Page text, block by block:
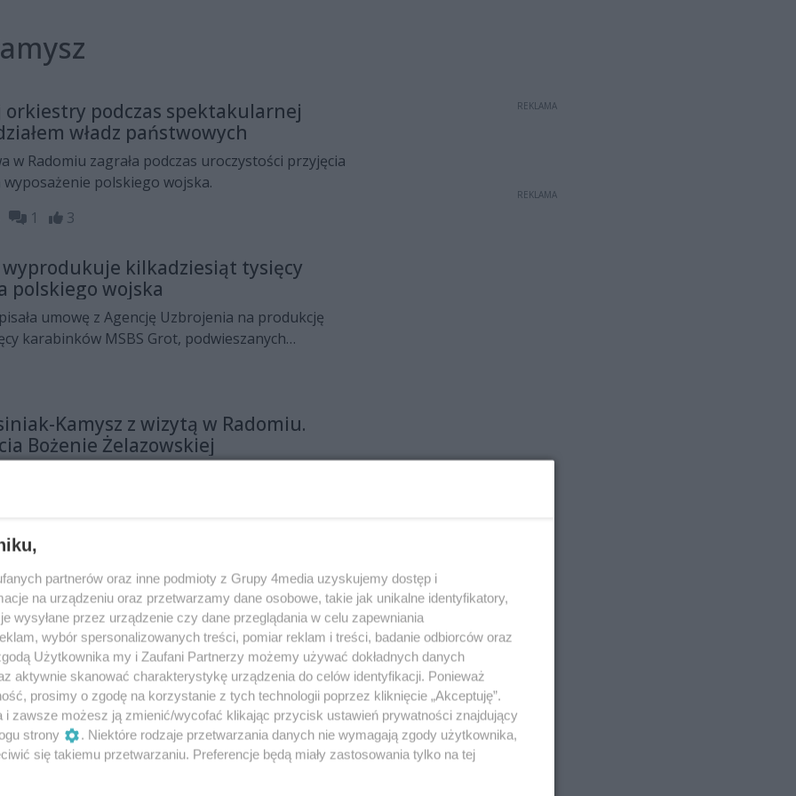
orkiestry podczas spektakularnej
władz państwowych
w Radomiu zagrała podczas uroczystości przyjęcia
wyposażenie polskiego wojska.
1 3
wyprodukuje kilkadziesiąt tysięcy
polskiego wojska
umowę z Agencję Uzbrojenia na produkcję
karabinków MSBS Grot, podwieszanych
Kamysz z wizytą w Radomiu.
Bożenie Żelazowskiej
przyjechał Władysław Kosiniak-Kamysz,
obrony narodowej. Jego wizyta nie była
konferencji udzielił poparcia jedynce na listach
Europejskiego z Trzeciej Drogi - Bożenie
Kamysz z wizytą w Radomiu
Ludowego odwiedził Radom. – Idziemy do
Droga. Idziemy jako PSL i Polska 2050.
naszego wyniku będzie zależeć jaka będzie Polska
Kosniak-Kamysz na pl. Corazziego.
spraw. Jakie propozycje PSL i Polski
Stronnictwo Ludowe i Polska 2050. Chcą m.in.
poprzez referenda, wprowadzić radykalne zmiany
REKLAMA
REKLAMA
partnerów oraz inne podmioty z Grupy 4media uzyskujemy dostęp i
na urządzeniu oraz przetwarzamy dane osobowe, takie jak unikalne identyfikatory,
wysyłane przez urządzenie czy dane przeglądania w celu zapewniania
wybór spersonalizowanych treści, pomiar reklam i treści, badanie odbiorców oraz
Użytkownika my i Zaufani Partnerzy możemy używać dokładnych danych
aktywnie skanować charakterystykę urządzenia do celów identyfikacji. Ponieważ
prosimy o zgodę na korzystanie z tych technologii poprzez kliknięcie „Akceptuję”.
i zawsze możesz ją zmienić/wycofać klikając przycisk ustawień prywatności znajdujący
strony
. Niektóre rodzaje przetwarzania danych nie wymagają zgody użytkownika,
się takiemu przetwarzaniu. Preferencje będą miały zastosowania tylko na tej